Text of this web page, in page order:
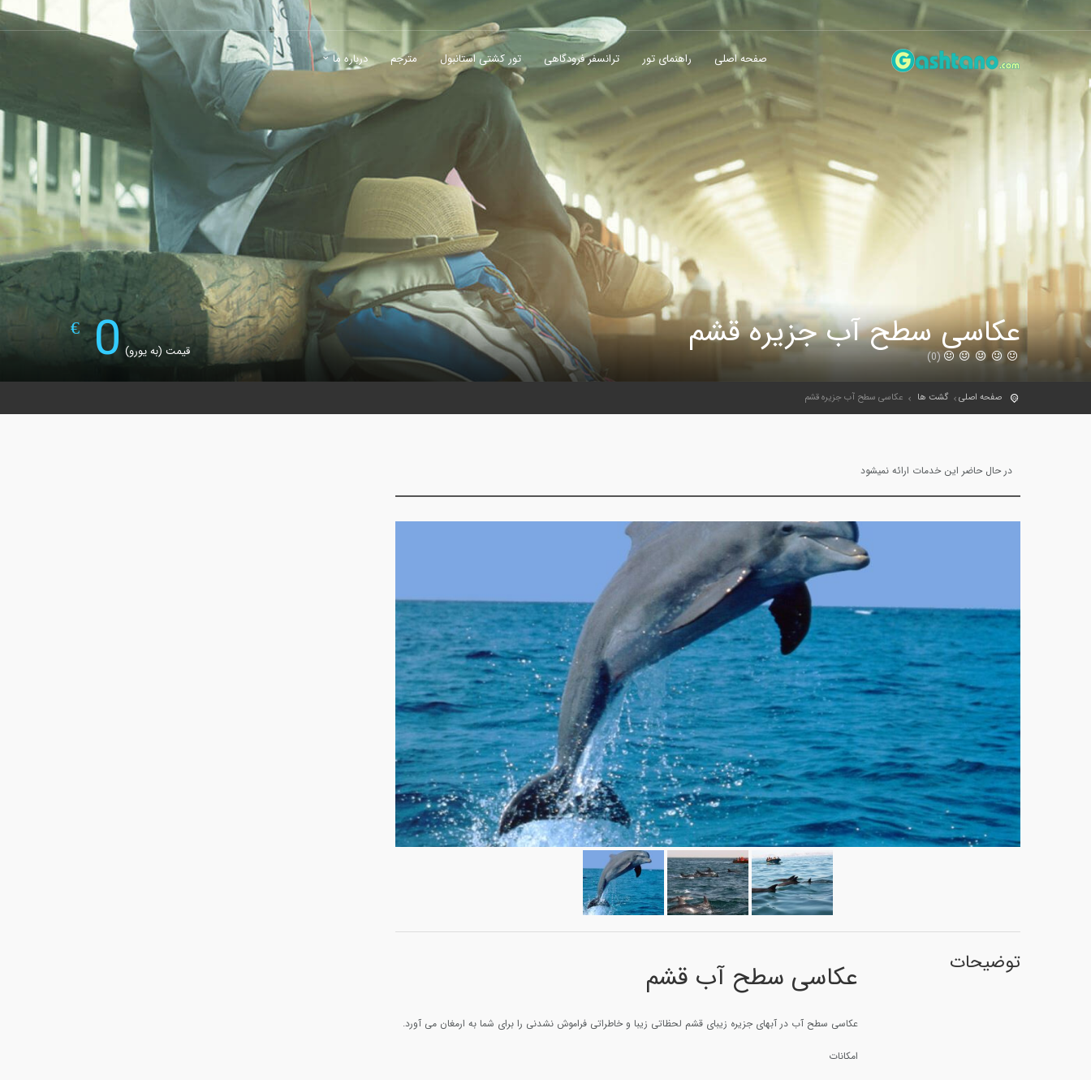
صفحه اصلی راهنمای تور ترانسفر فرودگاهی تور کشتی استانبول مترجم درباره ما
عکاسی سطح آب جزیره قشم
(0) قیمت (به یورو)0
€
صفحه اصلی گشت ها عکاسی سطح آب جزیره قشم
در حال حاضر این خدمات ارائه نمیشود
توضیحات عکاسی سطح آب قشم
عکاسی سطح آب در آبهای جزیره زیبای قشم لحظاتی زیبا و خاطراتی فراموش نشدنی را برای شما به ارمغان می آورد.
امکانات